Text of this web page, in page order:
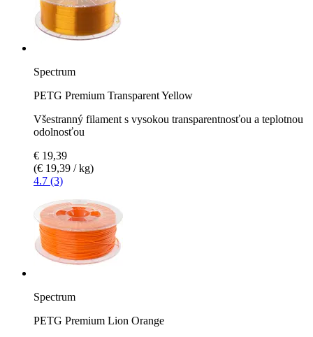
Spectrum
PETG Premium Transparent Yellow
Všestranný filament s vysokou transparentnosťou a teplotnou
odolnosťou
€ 19,39
(€ 19,39 / kg)
4.7 (3)
Spectrum
PETG Premium Lion Orange